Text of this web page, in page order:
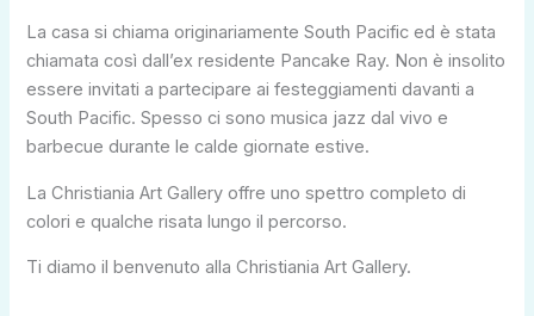
La casa si chiama originariamente South Pacific ed è stata
chiamata così dall’ex residente Pancake Ray. Non è insolito
essere invitati a partecipare ai festeggiamenti davanti a
South Pacific. Spesso ci sono musica jazz dal vivo e
barbecue durante le calde giornate estive.
La Christiania Art Gallery offre uno spettro completo di
colori e qualche risata lungo il percorso.
Ti diamo il benvenuto alla Christiania Art Gallery.